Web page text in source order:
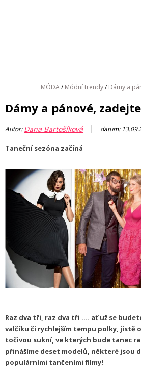
MÓDA / Módní trendy / Dámy a
Dámy a pánové,
Autor:Dana Bartošíková | datum:
Taneční sezóna začíná
Raz dva tři, raz dva tři .... ať už se
valčíku či rychlejším tempu polky, jistě
točivou sukní, ve kterých bude tanec
přinášíme deset modelů, některé jsou
populárními tančeními filmy!